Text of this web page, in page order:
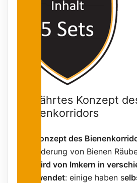
Bewährtes Konzept
Bienenkorridors
Konzept des
Verhinderung von Bienen
und wird von Imkern in
angewendet: einige haben s